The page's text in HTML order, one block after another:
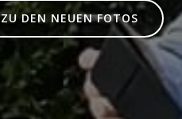
ZU DEN NEUEN FOTOS